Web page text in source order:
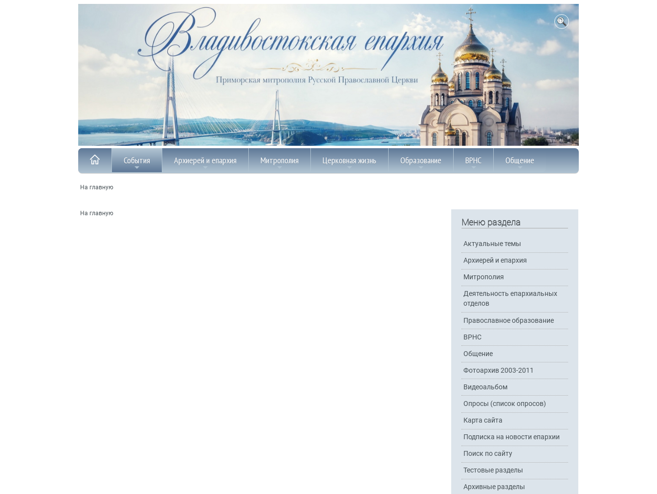
События Архиерей и епархия Митрополия Церковная жизнь Образование ВРНС Общение
На главную
На главную
Меню раздела
Актуальные темы
Архиерей и епархия
Митрополия
Деятельность епархиальных
отделов
Православное образование
ВРНС
Общение
Фотоархив 2003-2011
Видеоальбом
Опросы (список опросов)
Карта сайта
Подписка на новости епархии
Поиск по сайту
Тестовые разделы
Архивные разделы